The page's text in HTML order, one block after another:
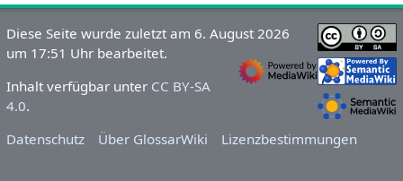
Diese Seite wurde zuletzt am 6. August 2026
um 17:51 Uhr bearbeitet.
Inhalt verfügbar unter CC BY-SA
4.0.
Datenschutz
Über GlossarWiki Lizenzbestimmungen